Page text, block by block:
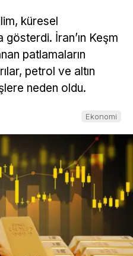
küresel
İran’ın Keşm
patlamaların
petrol ve altın
neden oldu.
Ekonomi